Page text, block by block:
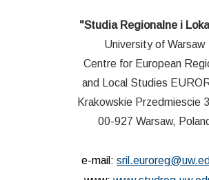
"Studia Regionalne i
University of Warsaw
Centre for European
and Local Studies
Krakowskie Przedmiescie
00-927 Warsaw,
e-mail: